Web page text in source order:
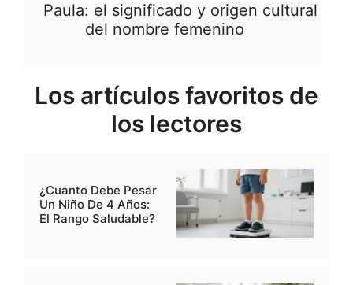
Paula: el significado y origen cultural
del nombre femenino
Los artículos favoritos de
los lectores
¿Cuanto Debe Pesar
Un Niño De 4 Años:
El Rango Saludable?